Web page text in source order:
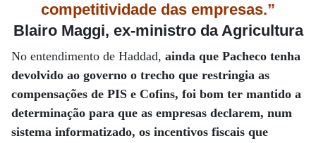
competitividade das empresas.”
Blairo Maggi, ex-ministro da Agricultura
No entendimento de Haddad, ainda que Pacheco tenha
devolvido ao governo o trecho que restringia as
compensações de PIS e Cofins, foi bom ter mantido a
determinação para que as empresas declarem, num
sistema informatizado, os incentivos fiscais que